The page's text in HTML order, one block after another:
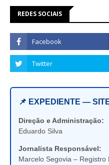
REDES SOCIAIS
📌 EXPEDIENTE —
Direção e Administração:
Eduardo Silva
Jornalista Responsável:
Marcelo Segovia – Registro